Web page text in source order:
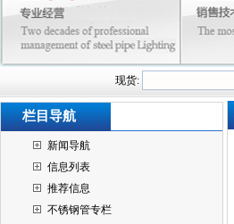
现货:
栏目导航
新闻导航
信息列表
推荐信息
不锈钢管专栏